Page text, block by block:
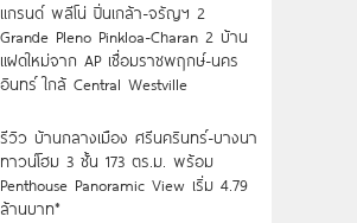
แกรนด์ พลีโน่ ปิ่นเกล้า-จรัญฯ 2
Grande Pleno Pinkloa-Charan 2 บ้าน
แฝดใหม่จาก AP เชื่อมราชพฤกษ์-นคร
อินทร์ ใกล้ Central Westville
รีวิว บ้านกลางเมือง ศรีนครินทร์-บางนา
ทาวน์โฮม 3 ชั้น 173 ตร.ม. พร้อม
Penthouse Panoramic View เริ่ม 4.79
ล้านบาท*